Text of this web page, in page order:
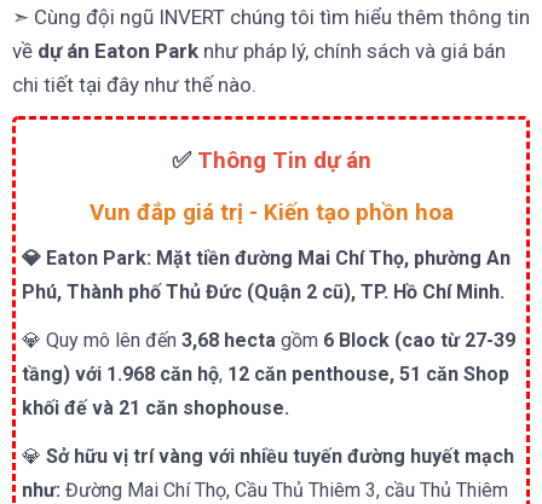
➣ Cùng đội ngũ INVERT chúng tôi tìm hiểu thêm thông tin
về dự án Eaton Park như pháp lý, chính sách và giá bán
chi tiết tại đây như thế nào.
✅ Thông Tin dự án
Vun đắp giá trị - Kiến tạo phồn hoa
💎 Eaton Park: Mặt tiền đường Mai Chí Thọ, phường An
Phú, Thành phố Thủ Đức (Quận 2 cũ), TP. Hồ Chí Minh.
💎 Quy mô lên đến 3,68 hecta gồm 6 Block (cao từ 27-39
tầng) với 1.968 căn hộ, 12 căn penthouse, 51 căn Shop
khối đế và 21 căn shophouse.
💎 Sở hữu vị trí vàng với nhiều tuyến đường huyết mạch
như: Đường Mai Chí Thọ, Cầu Thủ Thiêm 3, cầu Thủ Thiêm